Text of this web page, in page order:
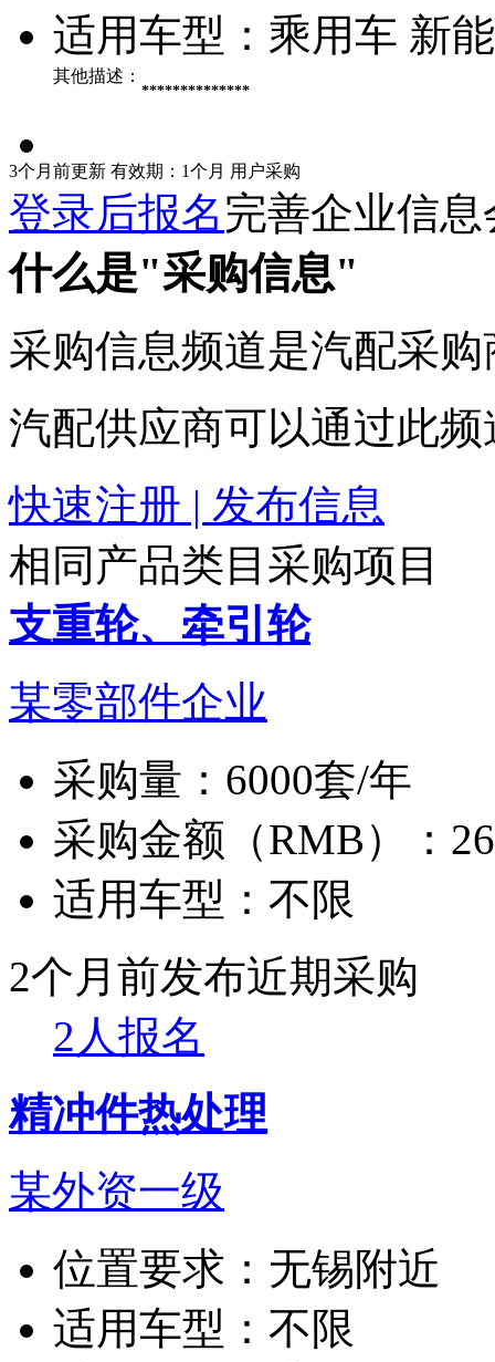
适用车型： 乘用车 新
其他描述：
**************
3个月前更新 有效期：1个月 用户采购
登录后报名完善企业信
什么是"采购信息"
采购信息频道是汽配采
汽配供应商可以通过此
快速注册 | 发布信息
相同产品类目采购项目
支重轮、牵引轮
某零部件企业
采购量： 6000套/年
采购金额（RMB）：
适用车型： 不限
2个月前发布近期采购
2人报名
精冲件热处理
某外资一级
位置要求： 无锡附近
适用车型： 不限